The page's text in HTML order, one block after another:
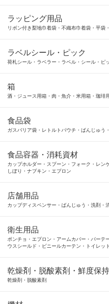
ラッピング用品
リボン付き梨地巾着袋・不織布巾着袋・平袋
ラベルシール・ピック
荷札シール・ラベラー・ラベル・シール・ピ
箱
酒・ジュース用箱・肉・魚介・米用箱・珈琲
食品袋
ガスバリア袋・レトルトパウチ・ばんじゅう
食品容器・消耗資材
カップホルダー・スプーン・フォーク・レン
しぼり・ナプキン・エプロン
店舗用品
カップディスペンサー・ばんじゅう・洗剤・
衛生用品
ポンチョ・エプロン・アームカバー・パーテ
ウスシールド・ビニールカーテン・トイレッ
乾燥剤・脱酸素剤・鮮度保
乾燥剤・脱酸素剤